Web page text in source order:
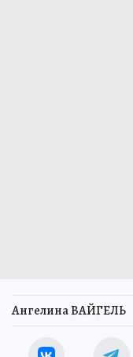
Ангелина ВАЙГЕЛЬ